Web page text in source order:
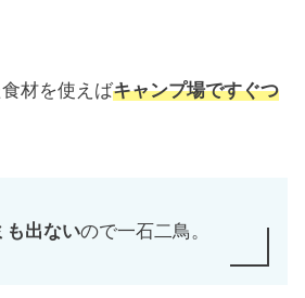
材を使えばキャンプ場ですぐつ
も出ないので一石二鳥。